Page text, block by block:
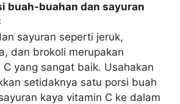
buah-buahan dan sayuran
sayuran seperti jeruk,
dan brokoli merupakan
yang sangat baik. Usahakan
setidaknya satu porsi buah
kaya vitamin C ke dalam